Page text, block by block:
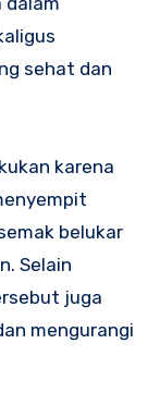
sehat dan
karena
belukar
Selain
juga
mengurangi